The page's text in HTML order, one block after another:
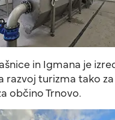
in Igmana je
razvoj turizma tako
občino Trnovo.